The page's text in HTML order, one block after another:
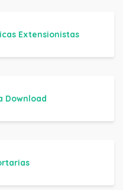
Extensionistas
Download